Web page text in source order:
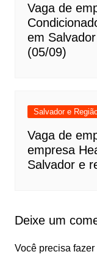
Vaga de
em
(05/09)
Salvador e
Vaga de
empresa
Salvador e
Deixe um
Você precisa fazer